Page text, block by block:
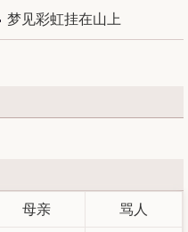
梦见彩虹挂在山上
母亲 骂人